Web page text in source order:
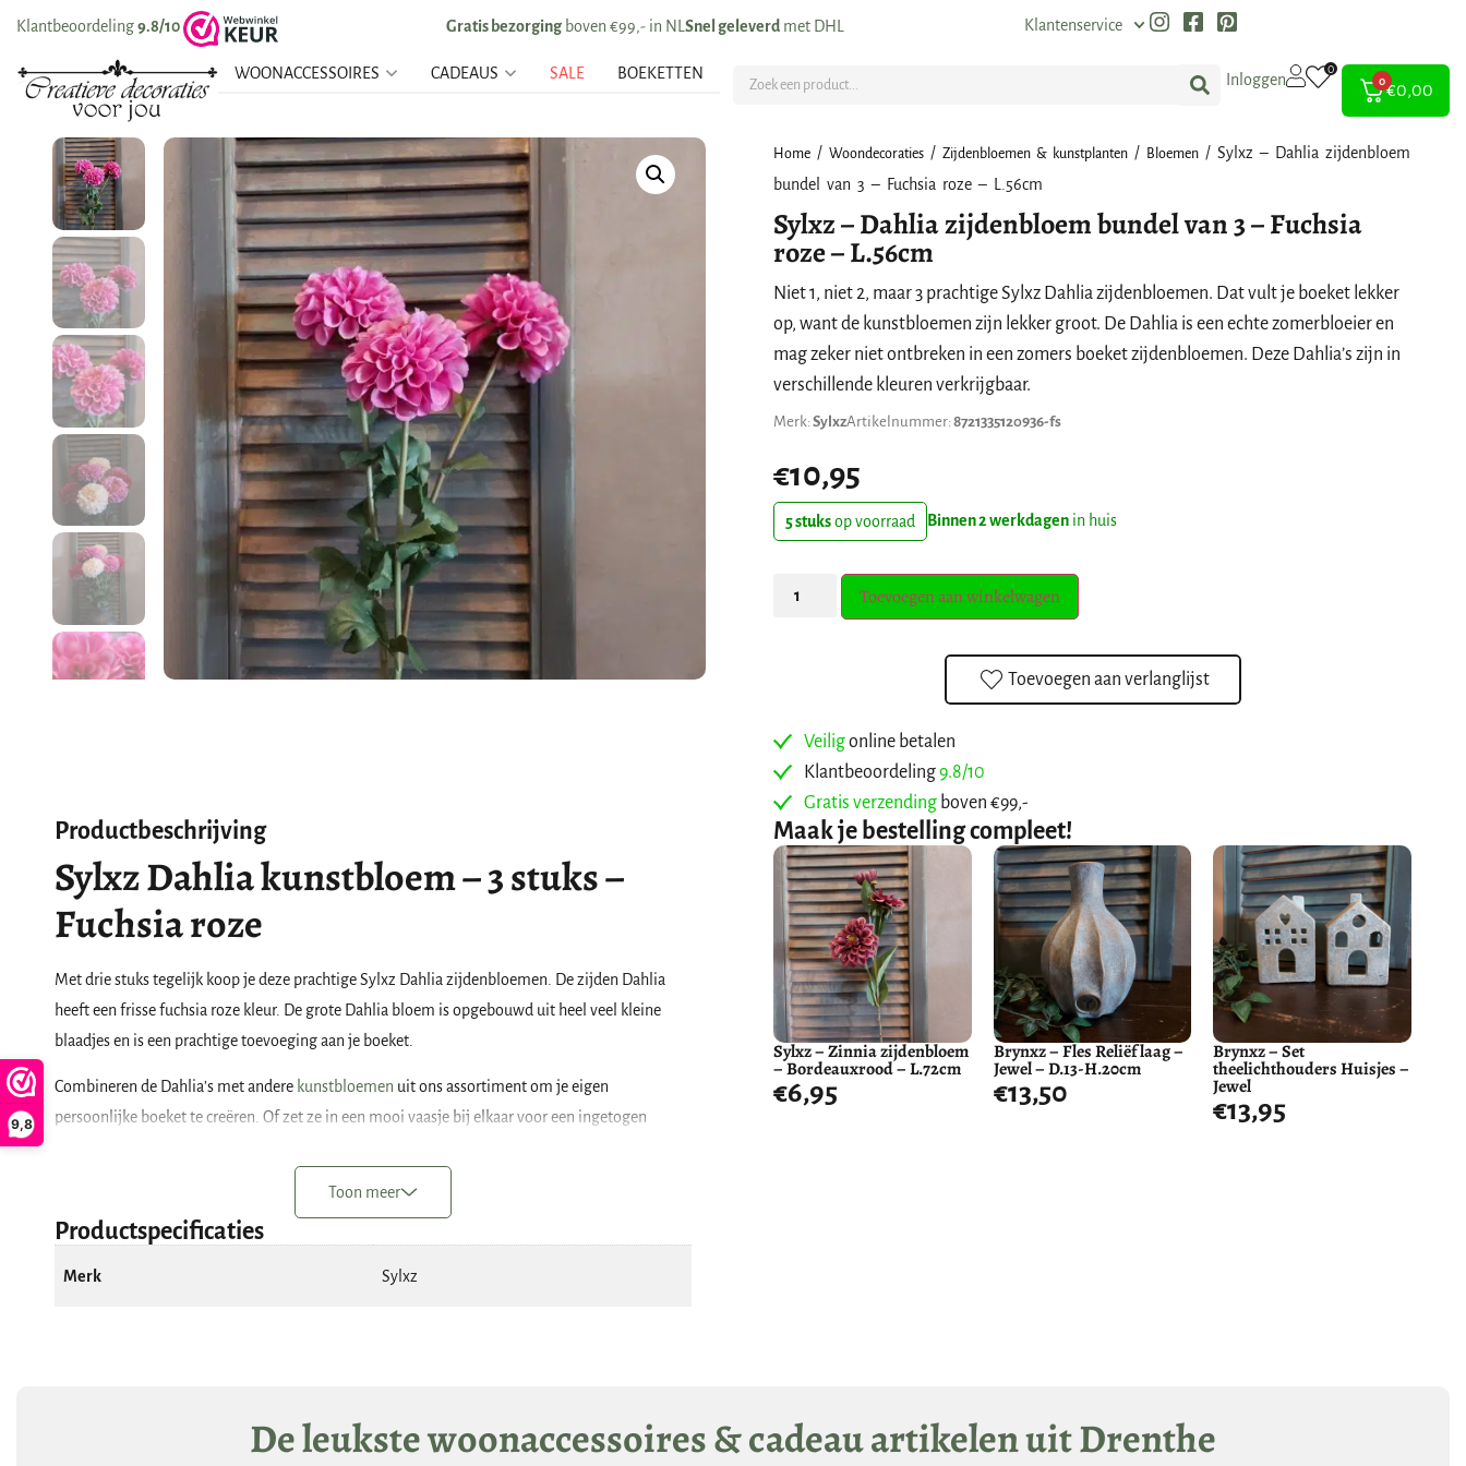
9,8
Klantbeoordeling9.8/10 Gratis bezorging boven €99,- in NLSnel geleverd met DHL Klantenservice
WOONACCESSOIRES CADEAUS SALE BOEKETTEN Inloggen
0
0€0,00
Home /Woondecoraties /Zijdenbloemen & kunstplanten / Bloemen / Sylxz – Dahlia zijdenbloem
bundel van 3 – Fuchsia roze – L.56cm
Sylxz – Dahlia zijdenbloem bundel van 3 – Fuchsia
roze – L.56cm
Niet 1, niet 2, maar 3 prachtige Sylxz Dahlia zijdenbloemen. Dat vult je boeket lekker
op, want de kunstbloemen zijn lekker groot. De Dahlia is een echte zomerbloeier en
mag zeker niet ontbreken in een zomers boeket zijdenbloemen. Deze Dahlia’s zijn in
verschillende kleuren verkrijgbaar.
Merk:SylxzArtikelnummer:8721335120936-fs
€10,95
5 stuksop voorraad Binnen 2 werkdagen in huis
Toevoegen aan winkelwagen
Toevoegen aan verlanglijst
Veiligonline betalen
Klantbeoordeling9.8/10
Gratis verzendingboven €99,-
Productbeschrijving
Sylxz Dahlia kunstbloem – 3 stuks –
Fuchsia roze
Met drie stuks tegelijk koop je deze prachtige Sylxz Dahlia zijdenbloemen. De zijden Dahlia
heeft een frisse fuchsia roze kleur. De grote Dahlia bloem is opgebouwd uit heel veel kleine
blaadjes en is een prachtige toevoeging aan je boeket.
Combineren de Dahlia’s met andere kunstbloemen uit ons assortiment om je eigen
persoonlijke boeket te creëren. Of zet ze in een mooi vaasje bij elkaar voor een ingetogen
De zijden ‘Dahlia Bundle Spring’ heeft de volgende kenmerken:
merk: Sylxz
De Sylxz Dahlia kunstbloem is voorzien van een lange steel, en dus heel goed te gebruiken in
Toon meer
Productspecificaties
Merk Sylxz
Maak je bestelling compleet!
Sylxz – Zinnia zijdenbloem
– Bordeauxrood – L.72cm
€6,95
Brynxz – Fles Reliëf laag –
Jewel – D.13-H.20cm
€13,50
Brynxz – Set
theelichthouders Huisjes –
Jewel
€13,95
De leukste woonaccessoires & cadeau artikelen uit Drenthe